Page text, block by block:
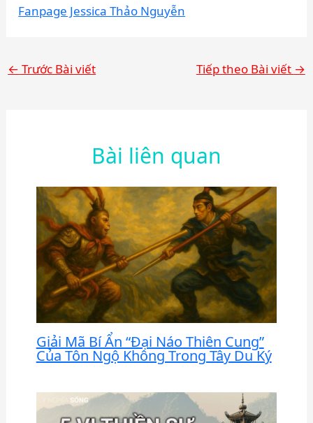
Fanpage Jessica Thảo Nguyễn
← Trước Bài viết Tiếp theo Bài viết →
Bài liên quan
Giải Mã Bí Ẩn “Đại Náo Thiên Cung”
Của Tôn Ngộ Không Trong Tây Du Ký